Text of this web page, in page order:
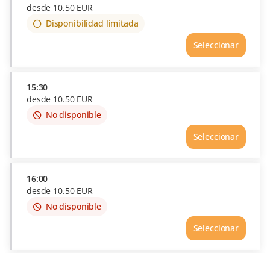
desde 10.50 EUR
Disponibilidad limitada
Seleccionar
15:30
desde 10.50 EUR
No disponible
Seleccionar
16:00
desde 10.50 EUR
No disponible
Seleccionar